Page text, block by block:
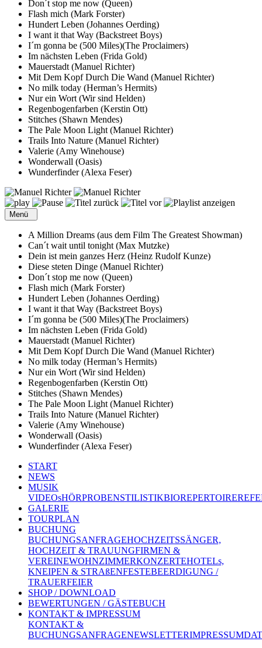
Don´t stop me now (Queen)
Flash mich (Mark Forster)
Hundert Leben (Johannes Oerding)
I want it that Way (Backstreet Boys)
I´m gonna be (500 Miles)(The Proclaimers)
Im nächsten Leben (Frida Gold)
Mauerstadt (Manuel Richter)
Mit Dem Kopf Durch Die Wand (Manuel Richter)
No milk today (Herman’s Hermits)
Nur ein Wort (Wir sind Helden)
Regenbogenfarben (Kerstin Ott)
Stitches (Shawn Mendes)
The Pale Moon Light (Manuel Richter)
Trails Into Nature (Manuel Richter)
Valerie (Amy Winehouse)
Wonderwall (Oasis)
Wunderfinder (Alexa Feser)
Menü
A Million Dreams (aus dem Film The Greatest Showman)
Can´t wait until tonight (Max Mutzke)
Dein ist mein ganzes Herz (Heinz Rudolf Kunze)
Diese steten Dinge (Manuel Richter)
Don´t stop me now (Queen)
Flash mich (Mark Forster)
Hundert Leben (Johannes Oerding)
I want it that Way (Backstreet Boys)
I´m gonna be (500 Miles)(The Proclaimers)
Im nächsten Leben (Frida Gold)
Mauerstadt (Manuel Richter)
Mit Dem Kopf Durch Die Wand (Manuel Richter)
No milk today (Herman’s Hermits)
Nur ein Wort (Wir sind Helden)
Regenbogenfarben (Kerstin Ott)
Stitches (Shawn Mendes)
The Pale Moon Light (Manuel Richter)
Trails Into Nature (Manuel Richter)
Valerie (Amy Winehouse)
Wonderwall (Oasis)
Wunderfinder (Alexa Feser)
START
NEWS
MUSIK
VIDEOsHÖRPROBENSTILISTIKBIOREPERTOIRE
GALERIE
TOURPLAN
BUCHUNG
BUCHUNGSANFRAGEHOCHZEITSSÄNGER,
HOCHZEIT & TRAUUNGFIRMEN &
VEREINEWOHNZIMMERKONZERTEHOTELs,
KNEIPEN & STRAßENFESTEBEERDIGUNG /
TRAUERFEIER
SHOP / DOWNLOAD
BEWERTUNGEN / GÄSTEBUCH
KONTAKT & IMPRESSUM
KONTAKT &
BUCHUNGSANFRAGENEWSLETTERIMPRESSUM